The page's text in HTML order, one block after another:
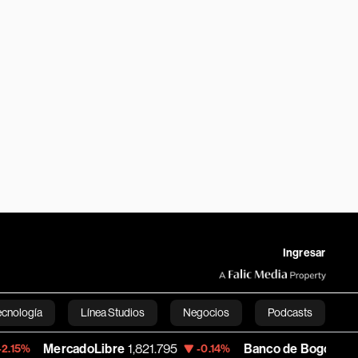
Ingresar
Línea Studios Negocios Podcasts
English1,821.795 -0.14% Banco de Bogota 38,900.00